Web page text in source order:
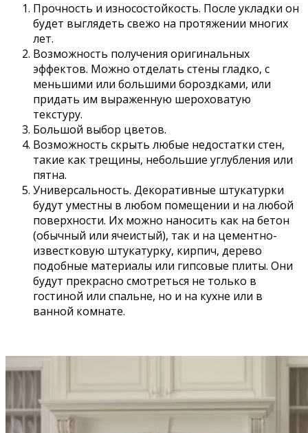
Прочность и износостойкость. После укладки он
будет выглядеть свежо на протяжении многих
лет.
Возможность получения оригинальных
эффектов. Можно отделать стены гладко, с
меньшими или большими бороздками, или
придать им выраженную шероховатую
текстуру.
Большой выбор цветов.
Возможность скрыть любые недостатки стен,
такие как трещины, небольшие углубления или
пятна.
Универсальность. Декоративные штукатурки
будут уместны в любом помещении и на любой
поверхности. Их можно наносить как на бетон
(обычный или ячеистый), так и на цементно-
известковую штукатурку, кирпич, дерево
подобные материалы или гипсовые плиты. Они
будут прекрасно смотреться не только в
гостиной или спальне, но и на кухне или в
ванной комнате.